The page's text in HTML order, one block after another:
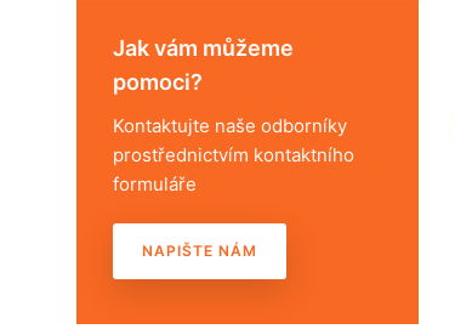
Jak vám můžeme
pomoci?
Kontaktujte naše odborníky
prostřednictvím kontaktního
formuláře
NAPIŠTE NÁM